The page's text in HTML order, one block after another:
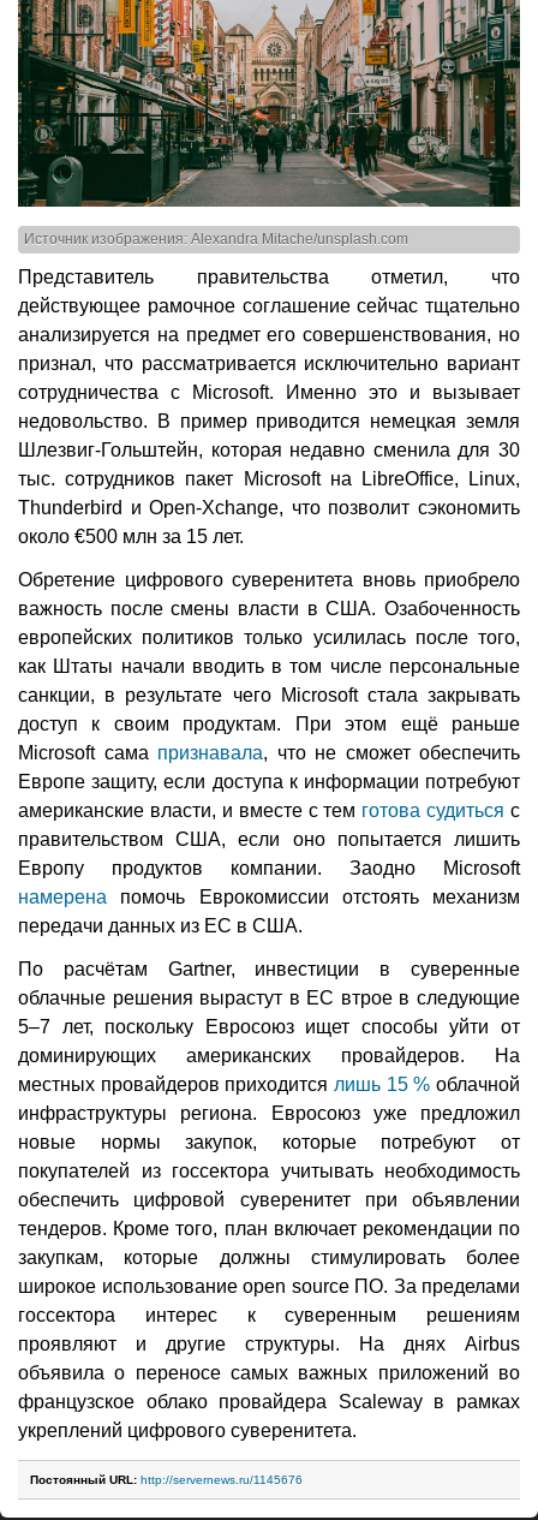
Источник изображения: Alexandra Mitache/unsplash.com
Представитель правительства отметил, что
действующее рамочное соглашение сейчас тщательно
анализируется на предмет его совершенствования, но
признал, что рассматривается исключительно вариант
сотрудничества с Microsoft. Именно это и вызывает
недовольство. В пример приводится немецкая земля
Шлезвиг-Гольштейн, которая недавно сменила для 30
тыс. сотрудников пакет Microsoft на LibreOffice, Linux,
Thunderbird и Open-Xchange, что позволит сэкономить
около €500 млн за 15 лет.
Обретение цифрового суверенитета вновь приобрело
важность после смены власти в США. Озабоченность
европейских политиков только усилилась после того,
как Штаты начали вводить в том числе персональные
санкции, в результате чего Microsoft стала закрывать
доступ к своим продуктам. При этом ещё раньше
Microsoft сама признавала, что не сможет обеспечить
Европе защиту, если доступа к информации потребуют
американские власти, и вместе с тем готова судиться с
правительством США, если оно попытается лишить
Европу продуктов компании. Заодно Microsoft
намерена помочь Еврокомиссии отстоять механизм
передачи данных из ЕС в США.
По расчётам Gartner, инвестиции в суверенные
облачные решения вырастут в ЕС втрое в следующие
5–7 лет, поскольку Евросоюз ищет способы уйти от
доминирующих американских провайдеров. На
местных провайдеров приходится лишь 15 % облачной
инфраструктуры региона. Евросоюз уже предложил
новые нормы закупок, которые потребуют от
покупателей из госсектора учитывать необходимость
обеспечить цифровой суверенитет при объявлении
тендеров. Кроме того, план включает рекомендации по
закупкам, которые должны стимулировать более
широкое использование open source ПО. За пределами
госсектора интерес к суверенным решениям
проявляют и другие структуры. На днях Airbus
объявила о переносе самых важных приложений во
французское облако провайдера Scaleway в рамках
укреплений цифрового суверенитета.
Постоянный URL: http://servernews.ru/1145676